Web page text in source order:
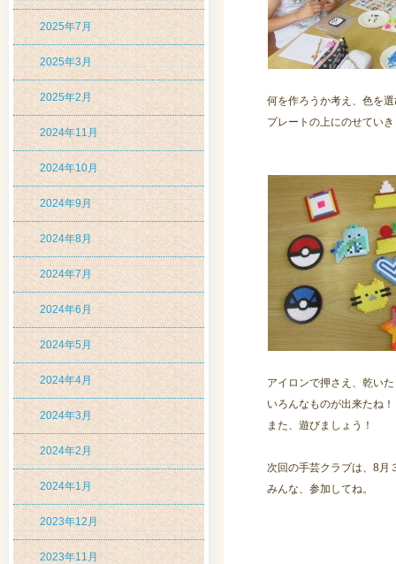
2025年7月
2025年3月
2025年2月
2024年11月
2024年10月
2024年9月
2024年8月
2024年7月
2024年6月
2024年5月
2024年4月
2024年3月
2024年2月
2024年1月
2023年12月
2023年11月
何を作ろうか考え、色を
プレートの上にのせてい
アイロンで押さえ、乾い
いろんなものが出来たね！
また、遊びましょう！
次回の手芸クラブは、8月
みんな、参加してね。